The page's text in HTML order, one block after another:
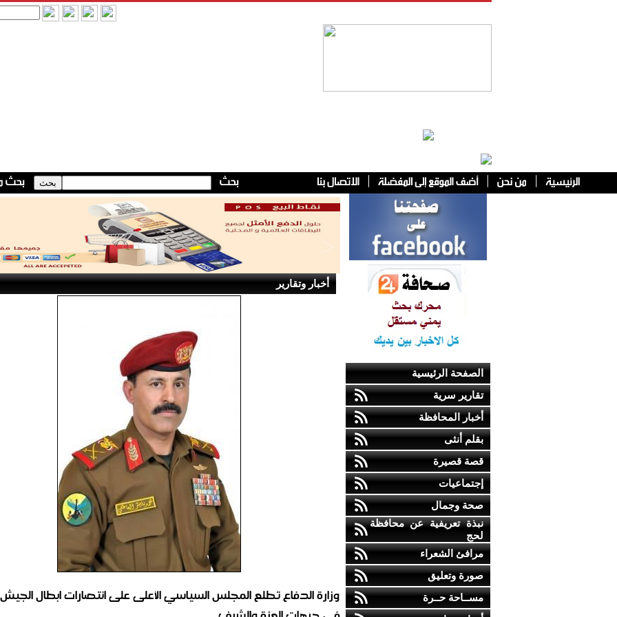
الصفحة الرئيسية
تقارير سرية
أخبار المحافظة
بقلم أنثى
قصة قصيرة
إجتماعيات
صحة وجمال
نبذة تعريفية عن محافظة
لحج
مرافئ الشعراء
صورة وتعليق
مســاحة حــرة
أخبار وتقارير
وزارة الدفاع تطلع المجلس السياسي الأعلى على انتصارات ابطال الجيش